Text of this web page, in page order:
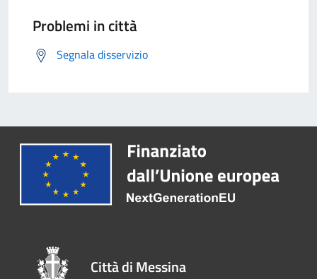
Problemi in città
Segnala disservizio
Città di Messina